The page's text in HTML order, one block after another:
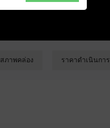
สภาพคล่อง ราคาดำเนินการ